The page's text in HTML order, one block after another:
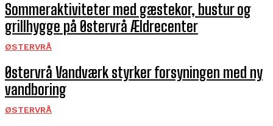
Sommeraktiviteter med gæstekor, bustur og
grillhygge på Østervrå Ældrecenter
ØSTERVRÅ
Østervrå Vandværk styrker forsyningen med ny
vandboring
ØSTERVRÅ